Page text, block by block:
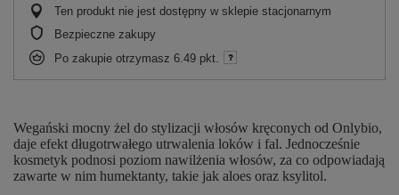
Ten produkt nie jest dostępny w sklepie stacjonarnym
Bezpieczne zakupy
Po zakupie otrzymasz 6.49 pkt.
Wegański mocny żel do stylizacji włosów kręconych od Onlybio,
daje efekt długotrwałego utrwalenia loków i fal. Jednocześnie
kosmetyk podnosi poziom nawilżenia włosów, za co odpowiadają
zawarte w nim humektanty, takie jak aloes oraz ksylitol.